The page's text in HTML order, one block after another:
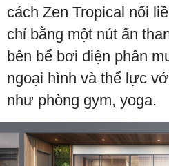
cách Zen Tropical nối
chỉ bằng một nút ấn
bên bể bơi điện phân
ngoại hình và thể lực
như phòng gym, yoga.